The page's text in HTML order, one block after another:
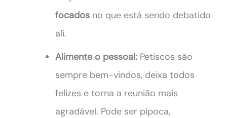
focados no que está sendo debatido
ali.
Alimente o pessoal: Petiscos são
sempre bem-vindos, deixa todos
felizes e torna a reunião mais
agradável. Pode ser pipoca,